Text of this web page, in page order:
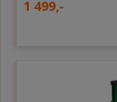
1 499,-